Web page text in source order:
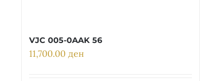
VJC 005-0AAK 56
11,700.00 ден